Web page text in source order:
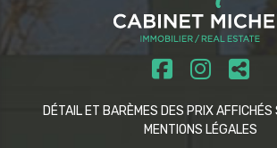
DÉTAIL ET BARÈMES DES PRIX
MENTIONS LÉGALES